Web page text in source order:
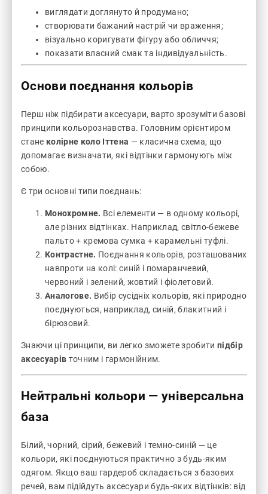
виглядати доглянуто й продумано;
створювати бажаний настрій чи враження;
візуально коригувати фігуру або обличчя;
показати власний смак та індивідуальність.
Основи поєднання кольорів
Перш ніж підбирати аксесуари, варто зрозуміти базові
принципи кольорознавства. Головним орієнтиром
стане колірне коло Іттена — класична схема, що
допомагає визначати, які відтінки гармонують між
собою.
Є три основні типи поєднань:
Монохромне. Всі елементи — в одному кольорі,
але різних відтінках. Наприклад, світло-бежеве
пальто + кремова сумка + карамельні туфлі.
Контрастне. Поєднання кольорів, розташованих
навпроти на колі: синій і помаранчевий,
червоний і зелений, жовтий і фіолетовий.
Аналогове. Вибір сусідніх кольорів, які природно
поєднуються, наприклад, синій, блакитний і
бірюзовий.
Знаючи ці принципи, ви легко зможете зробити підбір
аксесуарів точним і гармонійним.
Нейтральні кольори — універсальна
база
Білий, чорний, сірий, бежевий і темно-синій — це
кольори, які поєднуються практично з будь-яким
одягом. Якщо ваш гардероб складається з базових
речей, вам підійдуть аксесуари будь-яких відтінків: від